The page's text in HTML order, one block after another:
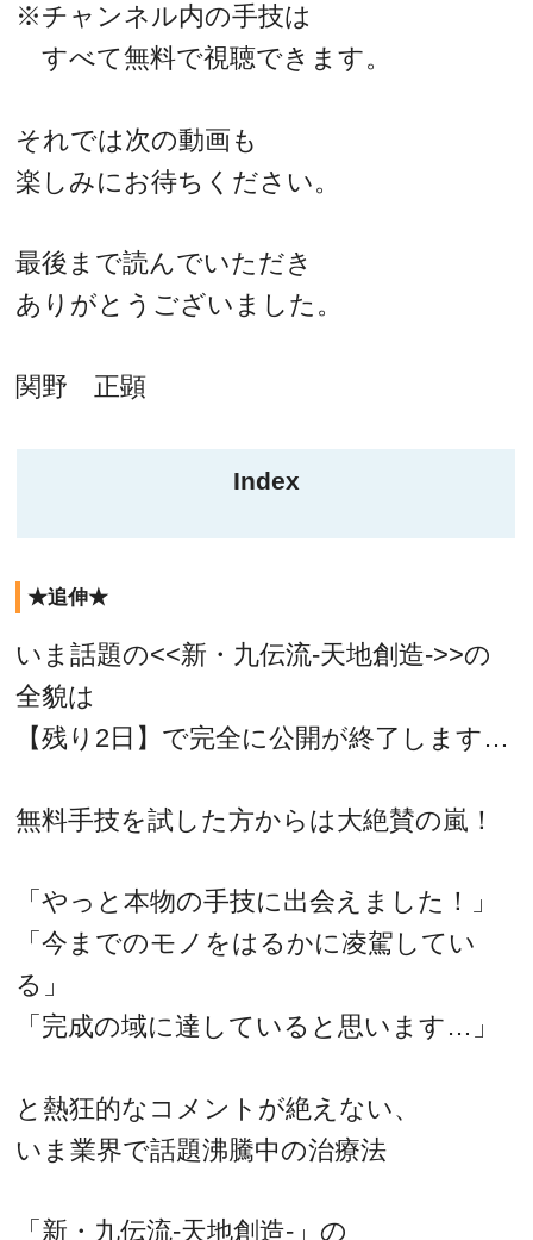
※チャンネル内の手技は
すべて無料で視聴できます。
それでは次の動画も
楽しみにお待ちください。
最後まで読んでいただき
ありがとうございました。
関野 正顕
Index
★追伸★
いま話題の<<新・九伝流-天地創造->>の
全貌は
【残り2日】で完全に公開が終了します…
無料手技を試した方からは大絶賛の嵐！
「やっと本物の手技に出会えました！」
「今までのモノをはるかに凌駕してい
る」
「完成の域に達していると思います…」
と熱狂的なコメントが絶えない、
いま業界で話題沸騰中の治療法
「新・九伝流-天地創造-」の